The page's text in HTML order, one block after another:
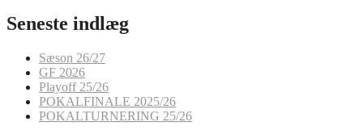
Seneste indlæg
Sæson 26/27
GF 2026
Playoff 25/26
POKALFINALE 2025/26
POKALTURNERING 25/26